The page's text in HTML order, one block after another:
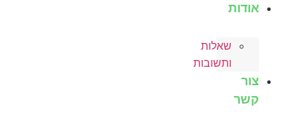
אודות
שאלות
ותשובות
צור
קשר